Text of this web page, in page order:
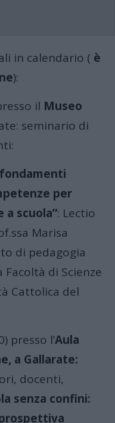
in calendario ( è
):
il Museo
seminario di
per
a scuola”: Lectio
Marisa
di pedagogia
Facoltà di Scienze
Cattolica del
presso l’Aula
a Gallarate:
docenti,
senza confini: